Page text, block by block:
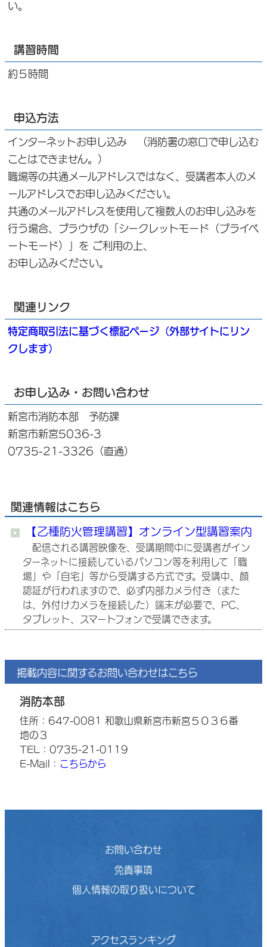
い。
講習時間
約５時間
申込方法
インターネットお申し込み （消防署の窓口で申し込む
ことはできません。）
職場等の共通メールアドレスではなく、受講者本人のメ
ールアドレスでお申し込みください。
共通のメールアドレスを使用して複数人のお申し込みを
行う場合、ブラウザの「シークレットモード（プライベ
ートモード）」を ご利用の上、
お申し込みください。
関連リンク
特定商取引法に基づく標記ページ（外部サイトにリン
クします）
お申し込み・お問い合わせ
新宮市消防本部 予防課
新宮市新宮5036-3
0735-21-3326（直通）
関連情報はこちら
【乙種防火管理講習】オンライン型講習案内
配信される講習映像を、受講期間中に受講者がイン
ターネットに接続しているパソコン等を利用して「職
場」や「自宅」等から受講する方式です。受講中、顔
認証が行われますので、必ず内部カメラ付き（また
は、外付けカメラを接続した）端末が必要で、PC、
タブレット、スマートフォンで受講できます。
掲載内容に関するお問い合わせはこちら
消防本部
住所：647-0081 和歌山県新宮市新宮５０３６番
地の３
TEL：0735-21-0119
E-Mail： こちらから
お問い合わせ
免責事項
個人情報の取り扱いについて
アクセスランキング